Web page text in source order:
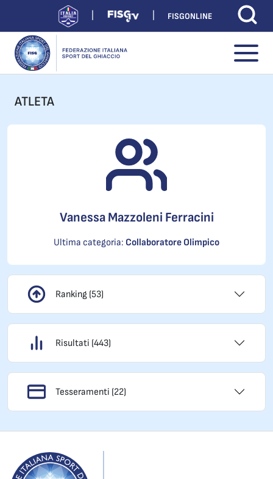
FISGONLINE
ATLETA
Vanessa Mazzoleni Ferracini
Ultima categoria: Collaboratore Olimpico
Ranking (53)
Risultati (443)
Tesseramenti (22)